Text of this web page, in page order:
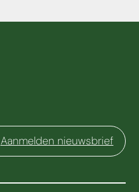
Aanmelden nieuwsbrief